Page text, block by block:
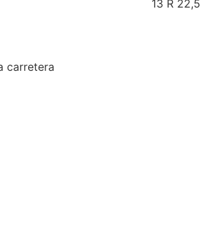
13 R 22,5
carretera